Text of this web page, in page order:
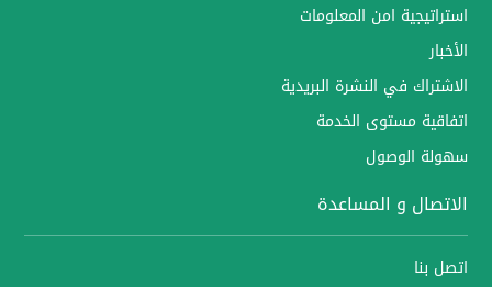
استراتيجية امن المعلومات
الأخبار
الاشتراك في النشرة البريدية
اتفاقية مستوى الخدمة
سهولة الوصول
الاتصال و المساعدة
اتصل بنا